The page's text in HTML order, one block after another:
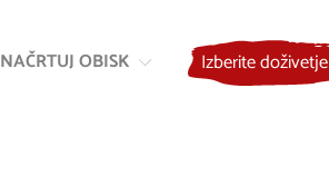
NAČRTUJ OBISK Izberite doživetje